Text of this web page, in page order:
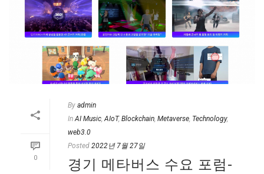
0
By admin
In AI Music,AIoT, Blockchain, Metaverse, Technology,
web3.0
Posted 2022년 7월 27일
경기 메타버스 수요 포럼-